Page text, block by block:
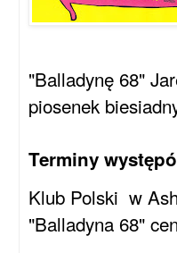
"Balladynę 68"
piosenek
Terminy
Klub Polski w
"Balladyna 68"